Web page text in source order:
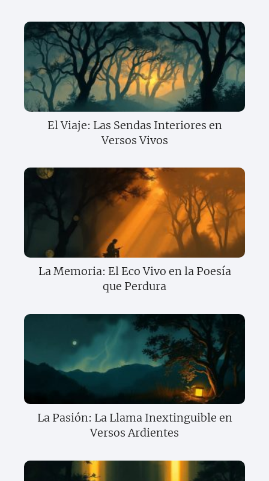
El Viaje: Las Sendas Interiores en
Versos Vivos
La Memoria: El Eco Vivo en la Poesía
que Perdura
La Pasión: La Llama Inextinguible en
Versos Ardientes